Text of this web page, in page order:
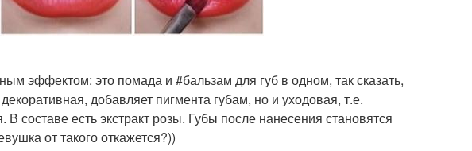
эффектом: это помада и #бальзам для губ в одном, так сказать,
добавляет пигмента губам, но и уходовая, т.е.
составе есть экстракт розы. Губы после нанесения становятся
от такого откажется?))